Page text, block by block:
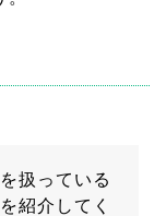
扱っている
紹介してく